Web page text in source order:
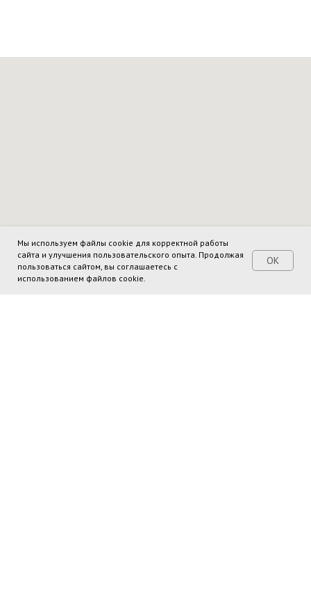
Мы используем файлы cookie для корректной работы
сайта и улучшения пользовательского опыта. Продолжая
пользоваться сайтом, вы соглашаетесь с
использованием файлов cookie.
OK